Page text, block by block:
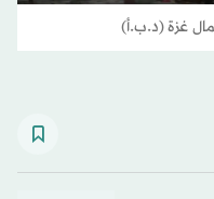
غزة (د.ب.أ)